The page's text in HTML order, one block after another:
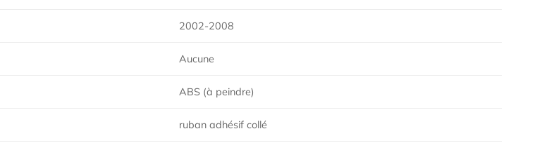
2002-2008
Aucune
ABS (à peindre)
ruban adhésif collé